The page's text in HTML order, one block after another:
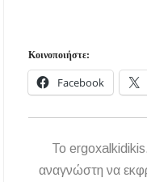
Κοινοποιήστε:
Facebook
To
αναγνώστη να